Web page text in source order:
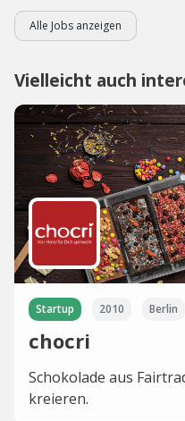
Alle Jobs anzeigen
Vielleicht auch
Startup 2010 Berlin
chocri
Schokolade aus
kreieren.